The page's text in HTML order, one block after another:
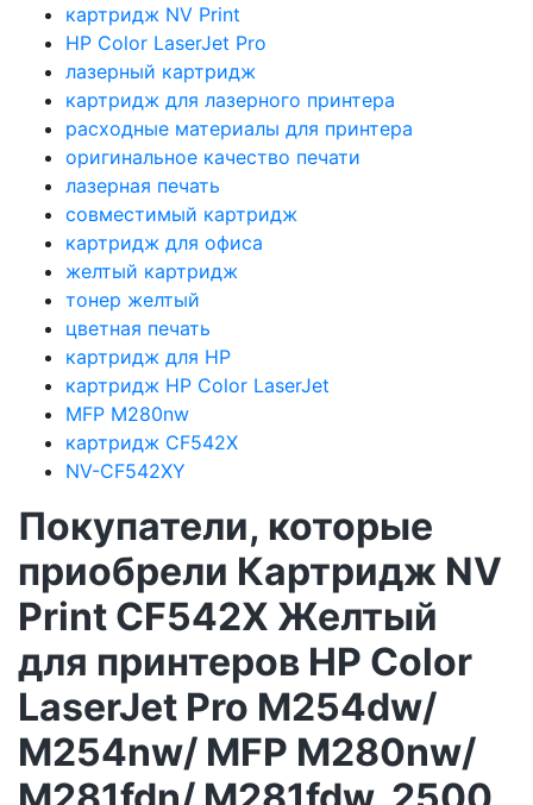
картридж NV Print
HP Color LaserJet Pro
лазерный картридж
картридж для лазерного принтера
расходные материалы для принтера
оригинальное качество печати
лазерная печать
совместимый картридж
картридж для офиса
желтый картридж
тонер желтый
цветная печать
картридж для HP
картридж HP Color LaserJet
MFP M280nw
картридж CF542X
NV-CF542XY
Покупатели, которые
приобрели Картридж NV
Print CF542X Желтый
для принтеров HP Color
LaserJet Pro M254dw/
M254nw/ MFP M280nw/